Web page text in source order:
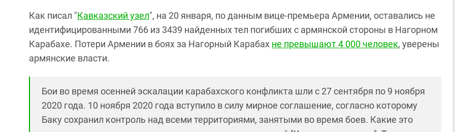
Как писал "Кавказский узел", на 20 января, по данным вице-премьера Армении, оставались не
идентифицированными 766 из 3439 найденных тел погибших с армянской стороны в Нагорном
Карабахе. Потери Армении в боях за Нагорный Карабах не превышают 4 000 человек, уверены
армянские власти.
Бои во время осенней эскалации карабахского конфликта шли с 27 сентября по 9 ноября
2020 года. 10 ноября 2020 года вступило в силу мирное соглашение, согласно которому
Баку сохранил контроль над всеми территориями, занятыми во время боев. Какие это